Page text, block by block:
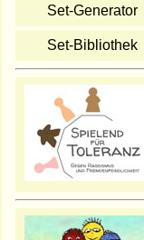
Set-Generator
Set-Bibliothek